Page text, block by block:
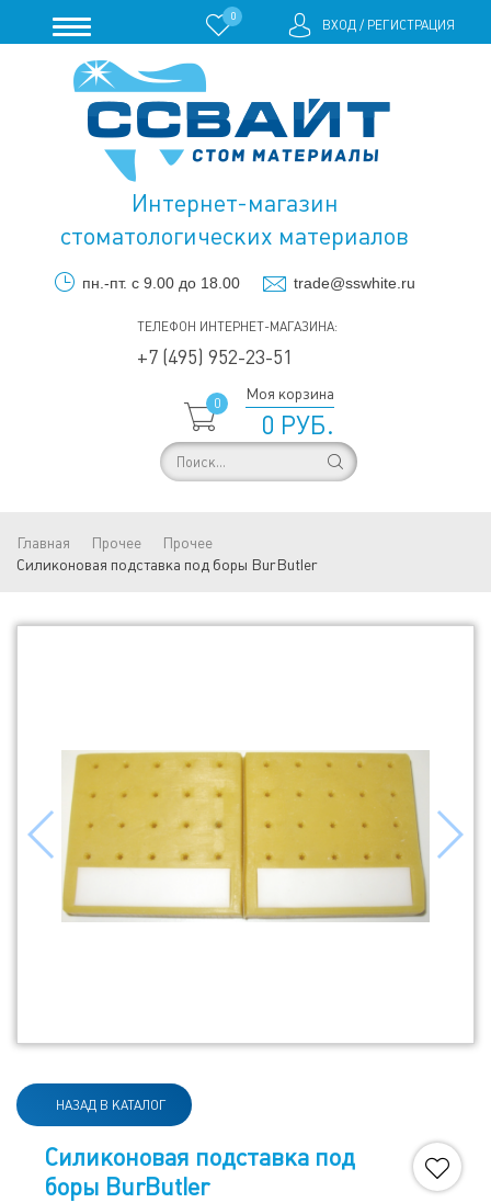
0
ВХОД/ РЕГИСТРАЦИЯ
Интернет-магазин
стоматологических материалов
пн.-пт. с 9.00 до 18.00 trade@sswhite.ru
ТЕЛЕФОН ИНТЕРНЕТ-МАГАЗИНА:
+7 (495) 952-23-51
0
Моя корзина
0 РУБ.
Главная Прочее
Прочее
Силиконовая подставка под боры BurButler
НАЗАД В КАТАЛОГ
Силиконовая подставка под
боры BurButler